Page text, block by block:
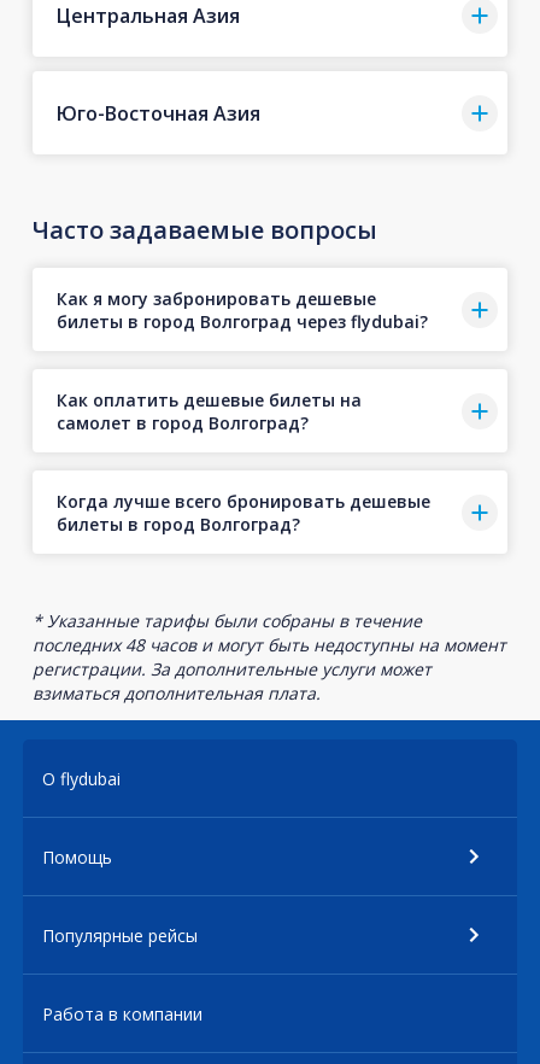
Центральная Азия
Юго-Восточная Азия
Часто задаваемые вопросы
Как я могу забронировать дешевые
билеты в город Волгоград через flydubai?
Как оплатить дешевые билеты на
самолет в город Волгоград?
Когда лучше всего бронировать дешевые
билеты в город Волгоград?
* Указанные тарифы были собраны в течение
последних 48 часов и могут быть недоступны на момент
регистрации. За дополнительные услуги может
взиматься дополнительная плата.
О flydubai
Помощь
Популярные рейсы
Работа в компании